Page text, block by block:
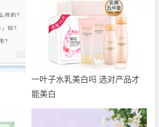
一叶子水乳美白吗 选对产品才
能美白